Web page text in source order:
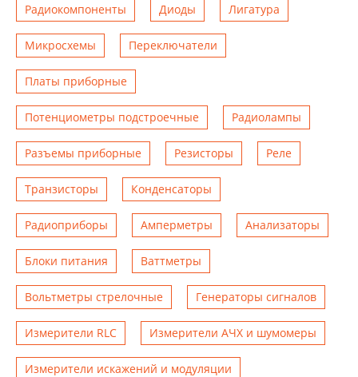
Радиокомпоненты Диоды Лигатура
Микросхемы Переключатели
Платы приборные
Потенциометры подстроечные Радиолампы
Разъемы приборные Резисторы Реле
Транзисторы Конденсаторы
Радиоприборы Амперметры Анализаторы
Блоки питания Ваттметры
Вольтметры стрелочные Генераторы сигналов
Измерители RLC Измерители АЧХ и шумомеры
Измерители искажений и модуляции